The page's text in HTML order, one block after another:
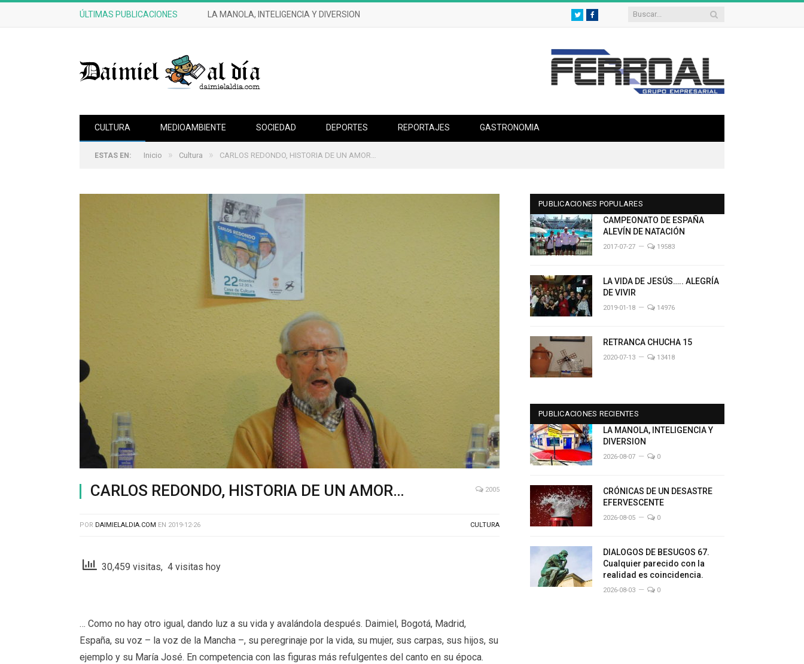
ÚLTIMAS PUBLICACIONES LA MANOLA, INTELIGENCIA Y DIVERSION TwitterFacebook
CULTURA MEDIOAMBIENTE SOCIEDAD DEPORTES REPORTAJES GASTRONOMIA
ESTAS EN: Inicio » Cultura » CARLOS REDONDO, HISTORIA DE UN AMOR…
CARLOS REDONDO, HISTORIA DE UN AMOR… 2005
POR DAIMIELALDIA.COM EN 2019-12-26 CULTURA
30,459 visitas, 4 visitas hoy
… Como no hay otro igual, dando luz a su vida y avalándola después. Daimiel, Bogotá, Madrid,
España, su voz – la voz de la Mancha –, su peregrinaje por la vida, su mujer, sus carpas, sus hijos, su
ejemplo y su María José. En competencia con las figuras más refulgentes del canto en su época.
PUBLICACIONES POPULARES
CAMPEONATO DE ESPAÑA
ALEVÍN DE NATACIÓN
2017-07-27 19583
LA VIDA DE JESÚS….. ALEGRÍA
DE VIVIR
2019-01-18 14976
RETRANCA CHUCHA 15
2020-07-13 13418
PUBLICACIONES RECIENTES
LA MANOLA, INTELIGENCIA Y
DIVERSION
2026-08-07 0
CRÓNICAS DE UN DESASTRE
EFERVESCENTE
2026-08-05 0
DIALOGOS DE BESUGOS 67.
Cualquier parecido con la
realidad es coincidencia.
2026-08-03 0